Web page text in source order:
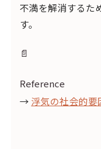
不満を解消するた
す。
📄
Reference
→浮気の社会的要